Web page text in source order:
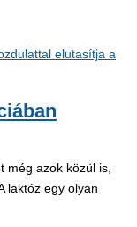
még azok közül is,
laktóz egy olyan